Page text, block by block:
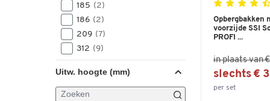
185 (2)
186 (2)
209 (7)
312 (9)
470(5)
Uitw. hoogte (mm)
Opbergbakken
voorzijde SSI
PROFI ...
in plaats van
slechts €
per set